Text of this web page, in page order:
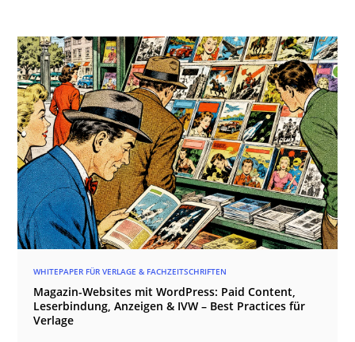
WHITEPAPER FÜR VERLAGE & FACHZEITSCHRIFTEN
Magazin-Websites mit WordPress: Paid Content,
Leserbindung, Anzeigen & IVW – Best Practices für
Verlage